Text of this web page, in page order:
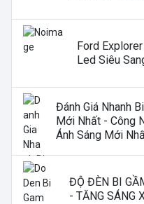
Ford
Led Siêu
Đánh Giá Nhanh
Mới Nhất - Công
Ánh Sáng Mới
ĐỘ ĐÈN BI
- TĂNG SÁNG